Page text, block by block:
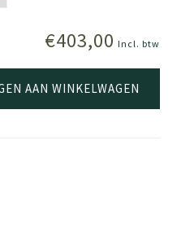
€403,00 Incl. btw
AAN WINKELWAGEN